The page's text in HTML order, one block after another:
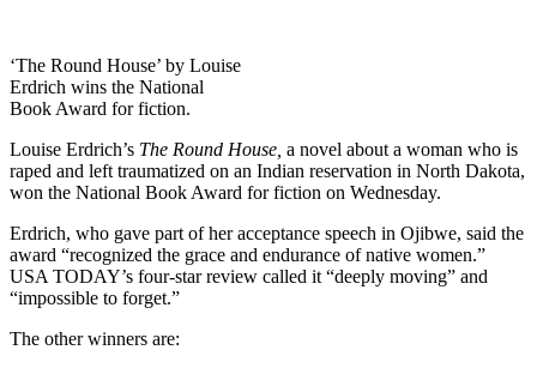
‘The Round House’ by Louise
Erdrich wins the National
Book Award for fiction.
Louise Erdrich’s The Round House, a novel about a woman who is
raped and left traumatized on an Indian reservation in North Dakota,
won the National Book Award for fiction on Wednesday.
Erdrich, who gave part of her acceptance speech in Ojibwe, said the
award “recognized the grace and endurance of native women.”
USA TODAY’s four-star review called it “deeply moving” and
“impossible to forget.”
The other winners are: